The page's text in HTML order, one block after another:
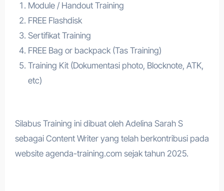
Module / Handout Training
FREE Flashdisk
Sertifikat Training
FREE Bag or backpack (Tas Training)
Training Kit (Dokumentasi photo, Blocknote, ATK,
etc)
Silabus Training ini dibuat oleh Adelina Sarah S
sebagai Content Writer yang telah berkontribusi pada
website agenda-training.com sejak tahun 2025.